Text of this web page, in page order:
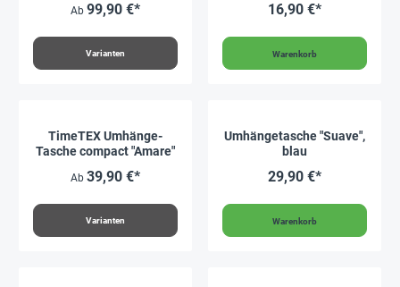
Ab 99,90 €*
Varianten
16,90 €*
Warenkorb
TimeTEX Umhänge-
Tasche compact "Amare"
Ab 39,90 €*
Varianten
Umhängetasche "Suave",
blau
29,90 €*
Warenkorb